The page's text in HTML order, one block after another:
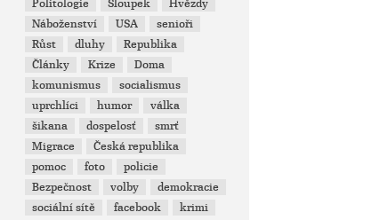
Politologie
Sloupek
Hvězdy
Náboženství
USA
senioři
Růst
dluhy
Republika
Články
Krize
Doma
komunismus
socialismus
uprchlíci
humor
válka
šikana
dospelosť
smrť
Migrace
Česká republika
pomoc
foto
policie
Bezpečnost
volby
demokracie
sociální sítě
facebook
krimi